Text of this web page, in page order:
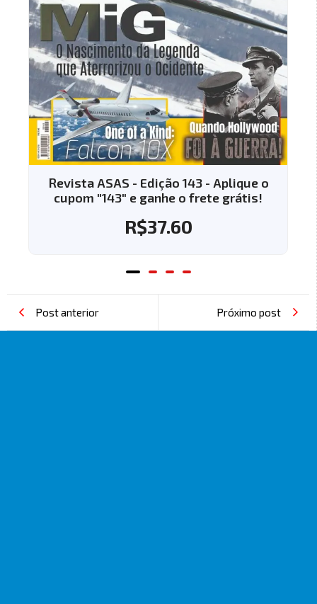
Revista ASAS - Edição 143 - Aplique o
cupom "143" e ganhe o frete grátis!
R$37.60
Post anterior Próximo post